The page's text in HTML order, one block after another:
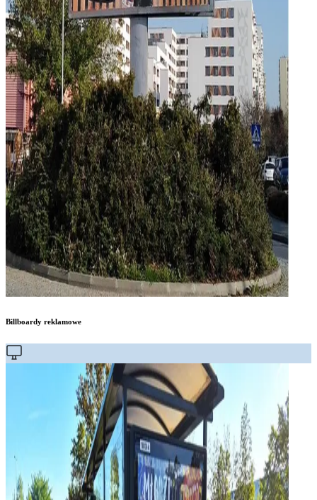
Billboardy reklamowe